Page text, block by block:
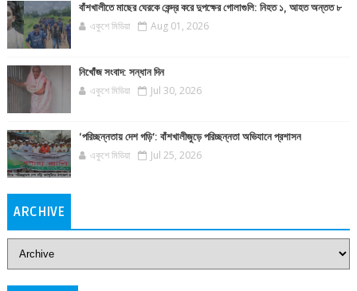
বাঁশখালীতে মাছের ঘেরকে কেন্দ্র করে দুপক্ষের গোলাগুলি: নিহত ১, আহত অন্তত ৮
একুশে মিডিয়া Aug 01, 2026
নিখোঁজ সংবাদ: সন্ধান দিন
একুশে মিডিয়া Jul 30, 2026
‘পরিচ্ছন্নতায় দেশ গড়ি’: বাঁশখালীজুড়ে পরিচ্ছন্নতা অভিযানে প্রশাসন
একুশে মিডিয়া Jul 25, 2026
ARCHIVE